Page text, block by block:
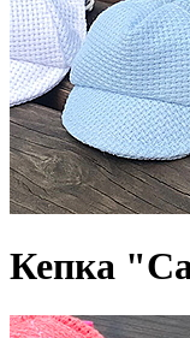
Кепка